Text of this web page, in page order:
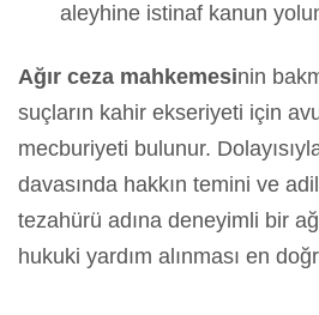
aleyhine istinaf kanun
Ağır ceza mahkemesinin
suçların kahir ekseriyeti için
mecburiyeti bulunur.
davasında hakkın temini ve
tezahürü adına deneyimli bir
hukuki yardım alınması en